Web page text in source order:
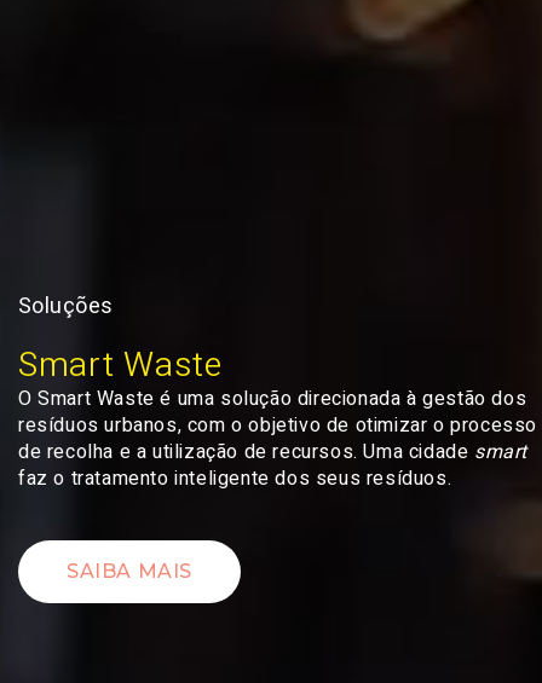
Soluções
Smart Waste
O Smart Waste é uma solução direcionada à gestão dos
resíduos urbanos, com o objetivo de otimizar o processo
de recolha e a utilização de recursos. Uma cidade smart
faz o tratamento inteligente dos seus resíduos.
SAIBA MAIS